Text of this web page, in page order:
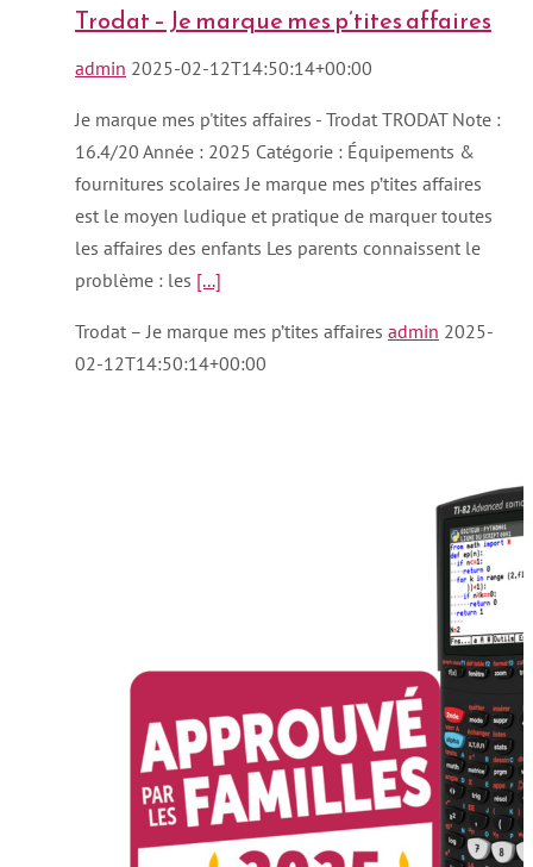
Trodat – Je marque mes p’tites affaires
admin 2025-02-12T14:50:14+00:00
Je marque mes p'tites affaires - Trodat TRODAT Note :
16.4/20 Année : 2025 Catégorie : Équipements &
fournitures scolaires Je marque mes p’tites affaires
est le moyen ludique et pratique de marquer toutes
les affaires des enfants Les parents connaissent le
problème : les [...]
Trodat – Je marque mes p’tites affaires admin 2025-
02-12T14:50:14+00:00